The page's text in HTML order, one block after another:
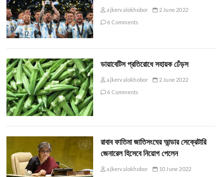
ajkervalokhobor
2 June 2022
6 Comments
ডায়াবেটিস প্রতিরোধে সহায়ক ঢেঁড়স
ajkervalokhobor
2 June 2022
6 Comments
রাবাব ফাতিমা জাতিসংঘের আন্ডার সেক্রেটারি
জেনারেল হিসেবে নিয়োগ পেলেন
ajkervalokhobor
10 June 2022